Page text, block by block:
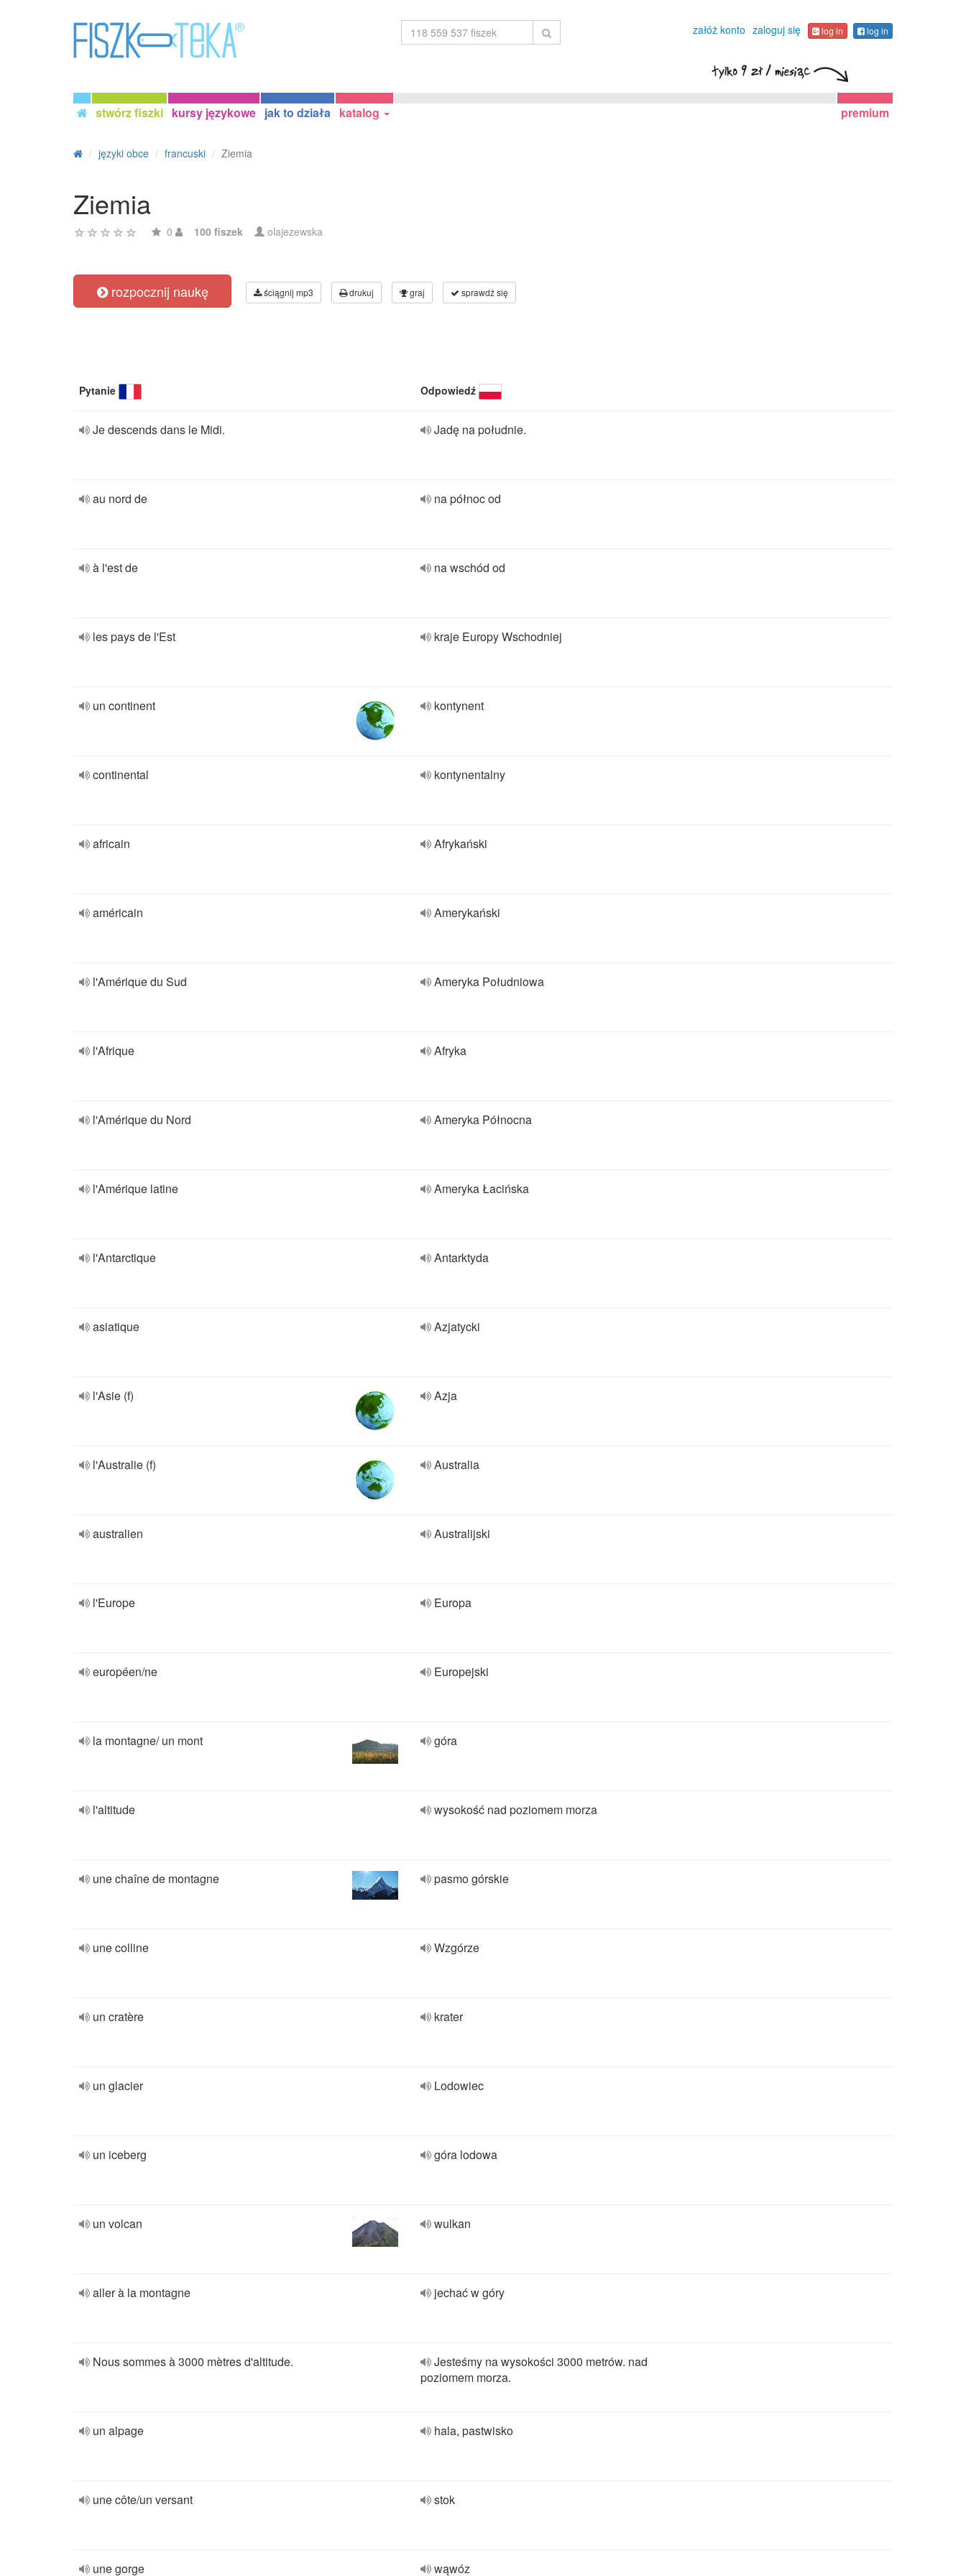
załóż konto zaloguj się log in log in
stwórz fiszki kursy językowe jak to działa katalog premium
języki obce francuski Ziemia
Ziemia
0 100 fiszek olajezewska
rozpocznij naukę ściągnij mp3 drukuj graj sprawdź się
Pytanie Odpowiedź
Je descends dans le Midi. Jadę na południe.
au nord de na północ od
à l'est de na wschód od
les pays de l'Est kraje Europy Wschodniej
un continent kontynent
continental kontynentalny
africain Afrykański
américain Amerykański
l'Amérique du Sud Ameryka Południowa
l'Afrique Afryka
l'Amérique du Nord Ameryka Północna
l'Amérique latine Ameryka Łacińska
l'Antarctique Antarktyda
asiatique Azjatycki
l'Asie (f) Azja
l'Australie (f) Australia
australien Australijski
l'Europe Europa
européen/ne Europejski
la montagne/ un mont góra
l'altitude wysokość nad poziomem morza
une chaîne de montagne pasmo górskie
une colline Wzgórze
un cratère krater
un glacier Lodowiec
un iceberg góra lodowa
un volcan wulkan
aller à la montagne jechać w góry
Nous sommes à 3000 mètres d'altitude.
Jesteśmy na wysokości 3000 metrów. nad
poziomem morza.
un alpage hala, pastwisko
une côte/un versant stok
une gorge wąwóz